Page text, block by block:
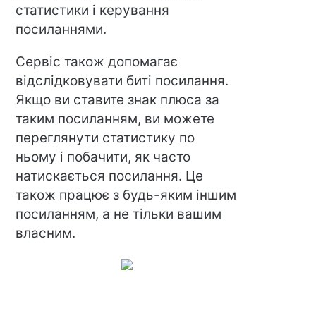
статистики і керування
посиланнями.
Сервіс також допомагає
відслідковувати биті посилання.
Якщо ви ставите знак плюса за
таким посиланням, ви можете
переглянути статистику по
ньому і побачити, як часто
натискається посилання. Це
також працює з будь-яким іншим
посиланням, а не тільки вашим
власним.